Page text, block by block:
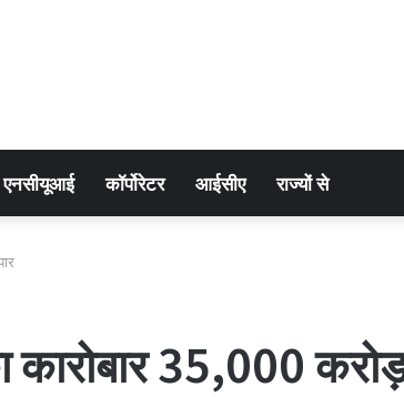
एनसीयूआई कॉर्पोरेटर आईसीए राज्यों से
35,000